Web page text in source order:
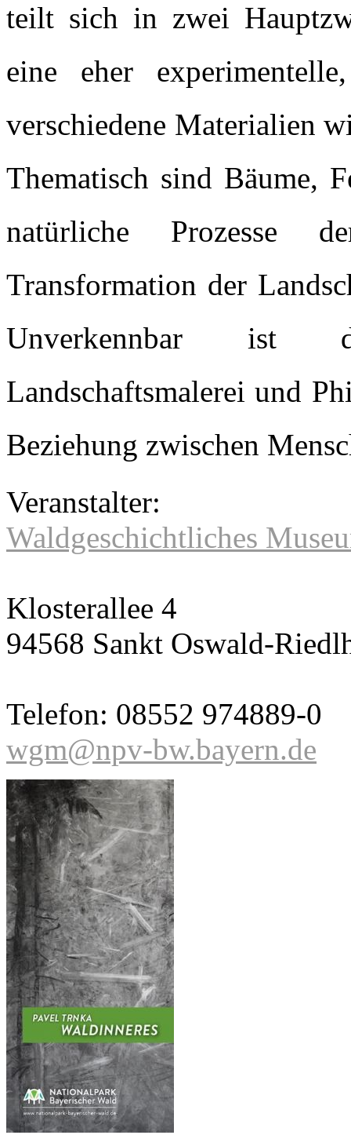
teilt sich in zwei
eine eher
verschiedene Materialien
Thematisch sind Bäume,
natürliche Prozesse
Transformation der
Unverkennbar ist
Landschaftsmalerei und
Beziehung zwischen
Veranstalter:
Waldgeschichtliches
Klosterallee 4
94568 Sankt Oswald-
Telefon: 08552 974889-0
wgm@npv-bw.bayern.de